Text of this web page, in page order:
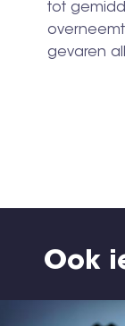
tot
gevaren
Ook